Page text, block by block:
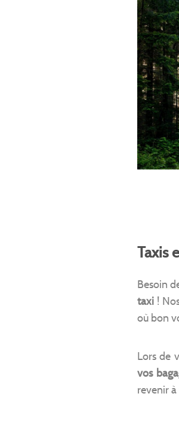
Taxis
Besoin
taxi !
où bon
Lors de
vos
revenir